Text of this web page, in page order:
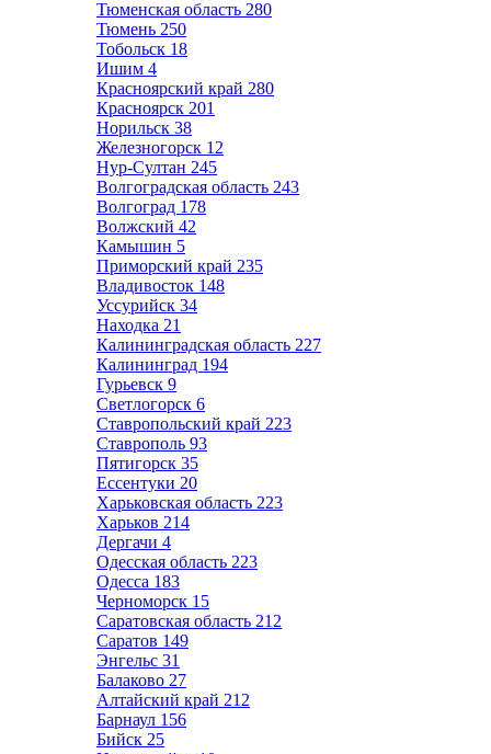
Тюменская область 280
Тюмень 250
Тобольск 18
Ишим 4
Красноярский край 280
Красноярск 201
Норильск 38
Железногорск 12
Нур-Султан 245
Волгоградская область 243
Волгоград 178
Волжский 42
Камышин 5
Приморский край 235
Владивосток 148
Уссурийск 34
Находка 21
Калининградская область 227
Калининград 194
Гурьевск 9
Светлогорск 6
Ставропольский край 223
Ставрополь 93
Пятигорск 35
Ессентуки 20
Харьковская область 223
Харьков 214
Дергачи 4
Одесская область 223
Одесса 183
Черноморск 15
Саратовская область 212
Саратов 149
Энгельс 31
Балаково 27
Алтайский край 212
Барнаул 156
Бийск 25